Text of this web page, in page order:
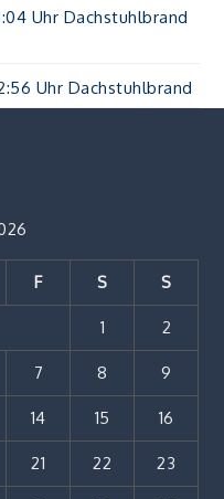
Uhr Dachstuhlbrand
Uhr Dachstuhlbrand
F S S
1 2
7 8 9
14 15 16
21 22 23